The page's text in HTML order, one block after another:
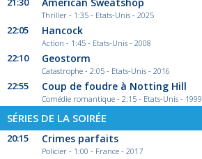
American Sweatshop
Thriller - 1:35 - Etats-Unis - 2025
22:05 Hancock
Action - 1:45 - Etats-Unis - 2008
22:10 Geostorm
Catastrophe - 2:05 - Etats-Unis - 2016
22:55 Coup de foudre à Notting Hill
Comédie romantique - 2:15 - Etats-Unis - 1999
SÉRIES DE LA SOIRÉE
20:15 Crimes parfaits
Policier - 1:00 - France - 2017